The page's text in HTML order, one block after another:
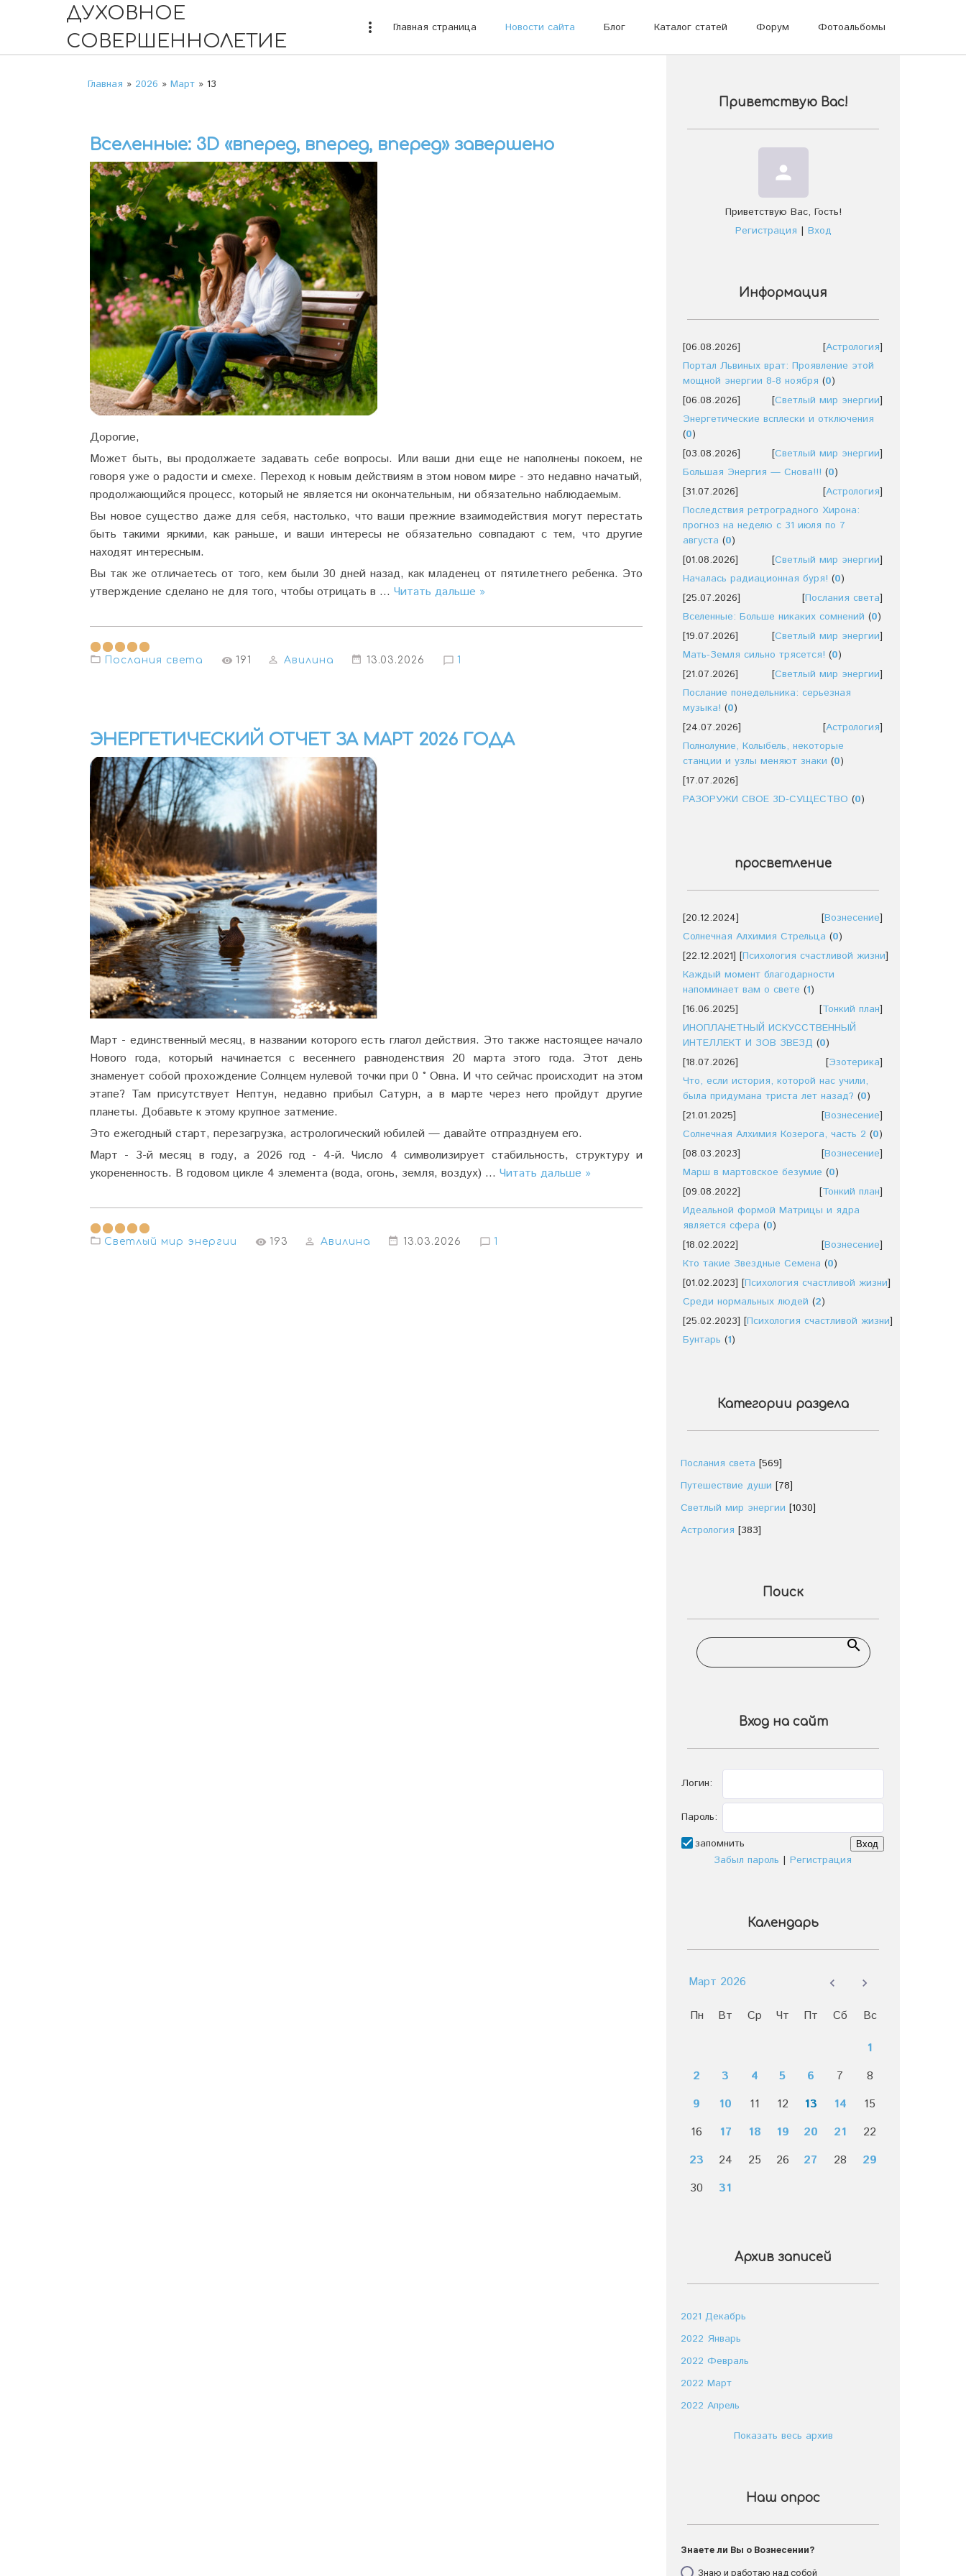
ДУХОВНОЕ
СОВЕРШЕННОЛЕТИЕ
more_vert Главная страница Новости сайта Блог Каталог статей Форум Фотоальбомы
Главная » 2026 » Март » 13
Вселенные: 3D «вперед, вперед, вперед» завершено
Дорогие,
Может быть, вы продолжаете задавать себе вопросы. Или ваши дни еще не наполнены покоем, не
говоря уже о радости и смехе. Переход к новым действиям в этом новом мире - это недавно начатый,
продолжающийся процесс, который не является ни окончательным, ни обязательно наблюдаемым.
Вы новое существо даже для себя, настолько, что ваши прежние взаимодействия могут перестать
быть такими яркими, как раньше, и ваши интересы не обязательно совпадают с тем, что другие
находят интересным.
Вы так же отличаетесь от того, кем были 30 дней назад, как младенец от пятилетнего ребенка. Это
утверждение сделано не для того, чтобы отрицать в ... Читать дальше »
Послания света 191 Авилина 13.03.2026 1
ЭНЕРГЕТИЧЕСКИЙ ОТЧЕТ ЗА МАРТ 2026 ГОДА
Март - единственный месяц, в названии которого есть глагол действия. Это также настоящее начало
Нового года, который начинается с весеннего равноденствия 20 марта этого года. Этот день
знаменует собой прохождение Солнцем нулевой точки при 0 ° Овна. И что сейчас происходит на этом
этапе? Там присутствует Нептун, недавно прибыл Сатурн, а в марте через него пройдут другие
планеты. Добавьте к этому крупное затмение.
Это ежегодный старт, перезагрузка, астрологический юбилей — давайте отпразднуем его.
Март - 3-й месяц в году, а 2026 год - 4-й. Число 4 символизирует стабильность, структуру и
укорененность. В годовом цикле 4 элемента (вода, огонь, земля, воздух) ... Читать дальше »
Светлый мир энергии 193 Авилина 13.03.2026 1
Приветствую Вас!
person
Приветствую Вас, Гость!
Регистрация | Вход
Информация
[06.08.2026] [Астрология]
Портал Львиных врат: Проявление этой
мощной энергии 8-8 ноября (0)
[06.08.2026]
[Светлый мир энергии]
Энергетические всплески и отключения
(0)
[03.08.2026]
[Светлый мир энергии]
Большая Энергия — Снова!!! (0)
[31.07.2026]
[Астрология]
Последствия ретроградного Хирона:
прогноз на неделю с 31 июля по 7
августа (0)
[01.08.2026]
[Светлый мир энергии]
Началась радиационная буря! (0)
[25.07.2026]
[Послания света]
Вселенные: Больше никаких сомнений (0)
[19.07.2026]
[Светлый мир энергии]
Мать-Земля сильно трясется! (0)
[21.07.2026]
[Светлый мир энергии]
Послание понедельника: серьезная
музыка! (0)
[24.07.2026]
[Астрология]
Полнолуние, Колыбель, некоторые
станции и узлы меняют знаки (0)
[17.07.2026]
РАЗОРУЖИ СВОЕ 3D-СУЩЕСТВО (0)
просветление
[20.12.2024] [Вознесение]
Солнечная Алхимия Стрельца (0)
[22.12.2021] [Психология счастливой жизни]
Каждый момент благодарности
напоминает вам о свете (1)
[16.06.2025]
[Тонкий план]
ИНОПЛАНЕТНЫЙ ИСКУССТВЕННЫЙ
ИНТЕЛЛЕКТ И ЗОВ ЗВЕЗД (0)
[18.07.2026]
[Эзотерика]
Что, если история, которой нас учили,
была придумана триста лет назад? (0)
[21.01.2025]
[Вознесение]
Солнечная Алхимия Козерога, часть 2 (0)
[08.03.2023]
[Вознесение]
Марш в мартовское безумие (0)
[09.08.2022]
[Тонкий план]
Идеальной формой Матрицы и ядра
является сфера (0)
[18.02.2022]
[Вознесение]
Кто такие Звездные Семена (0)
[01.02.2023] [Психология счастливой жизни]
Среди нормальных людей (2)
[25.02.2023] [Психология счастливой жизни]
Бунтарь (1)
Категории раздела
Послания света [569]
Путешествие души [78]
Светлый мир энергии [1030]
Астрология [383]
Поиск
Вход на сайт
Логин:
Пароль:
запомнить
Забыл пароль |Регистрация
Календарь
Март 2026
Пн Вт Ср Чт Пт Сб
Вс
1
2
3 4 5 6 7
8
9
10 11 12 13 14
15
16
17 18 19 20 21
22
23
24 25 26 27 28
29
30
31
Архив записей
2021 Декабрь
2022 Январь
2022 Февраль
2022 Март
2022 Апрель
Показать весь архив
Наш опрос
Знаете ли Вы о Вознесении?
Знаю и работаю над собой